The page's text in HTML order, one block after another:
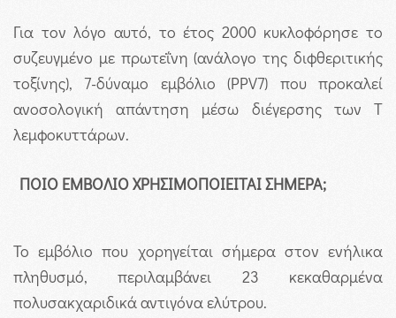
Για τον λόγο αυτό, το έτος 2000 κυκλοφόρησε το
συζευγμένο με πρωτεΐνη (ανάλογο της διφθεριτικής
τοξίνης), 7-δύναμο εμβόλιο (PPV7) που προκαλεί
ανοσολογική απάντηση μέσω διέγερσης των Τ
λεμφοκυττάρων.
ΠΟΙΟ ΕΜΒΟΛΙΟ ΧΡΗΣΙΜΟΠΟΙΕΙΤΑΙ ΣΗΜΕΡΑ;
Το εμβόλιο που χορηγείται σήμερα στον ενήλικα
πληθυσμό, περιλαμβάνει 23 κεκαθαρμένα
πολυσακχαριδικά αντιγόνα ελύτρου.